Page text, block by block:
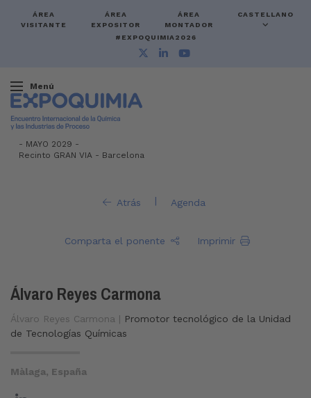
ÁREA
VISITANTE
ÁREA
EXPOSITOR
ÁREA
MONTADOR
CASTELLANO
#EXPOQUIMIA2026
Menú
- MAYO 2029 -
Recinto GRAN VIA - Barcelona
Atrás | Agenda
Comparta el ponente Imprimir
Álvaro Reyes Carmona
Álvaro Reyes Carmona | Promotor tecnológico de la Unidad
de Tecnologías Químicas
Màlaga, España